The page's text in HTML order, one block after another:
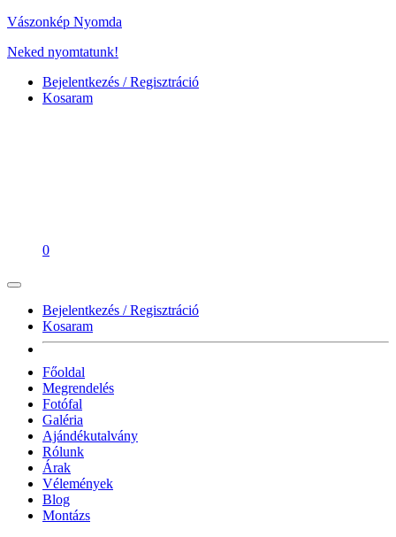
Vászonkép Nyomda
Neked nyomtatunk!
Bejelentkezés / Regisztráció
Kosaram
0
Bejelentkezés / Regisztráció
Kosaram
Főoldal
Megrendelés
Fotófal
Galéria
Ajándékutalvány
Rólunk
Árak
Vélemények
Blog
Montázs